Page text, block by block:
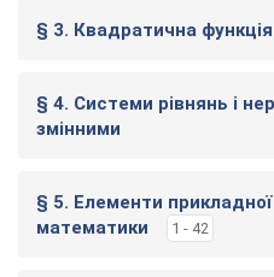
§ 3. Квадратична функція
§ 4. Системи рівнянь і
змінними
§ 5. Елементи прикладної
математики
1 - 42